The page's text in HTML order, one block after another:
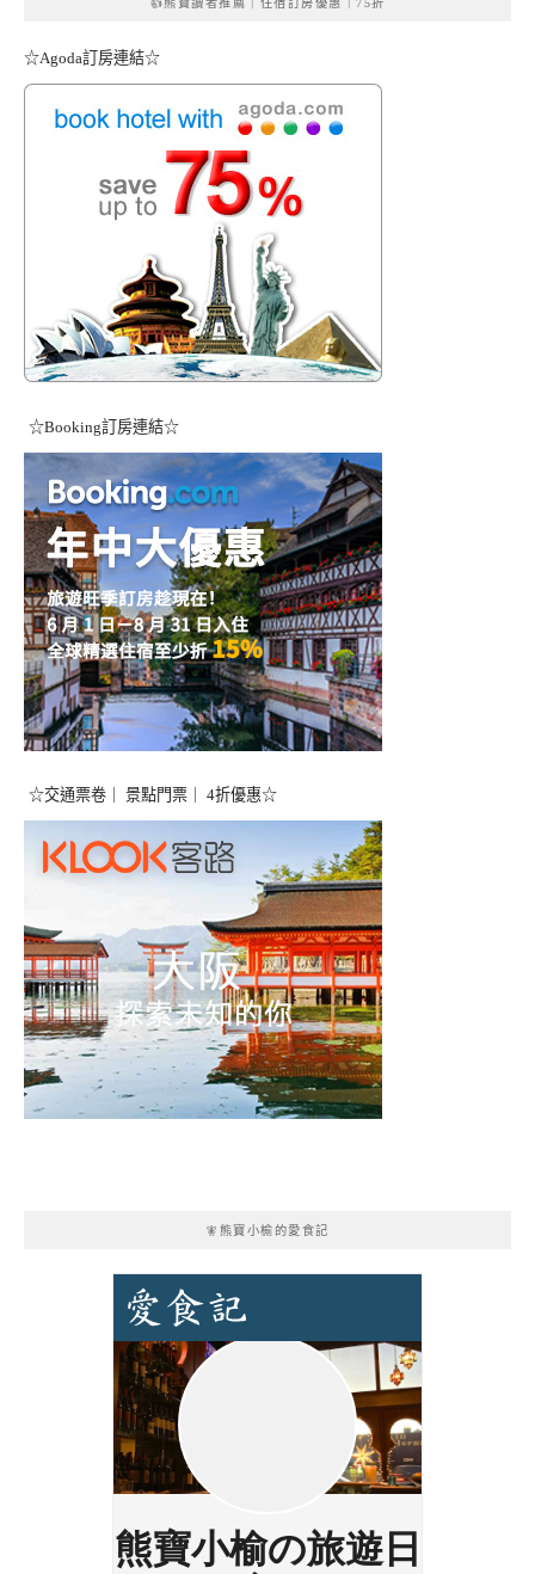
☆Agoda訂房連結☆
☆Booking訂房連結☆
☆交通票卷｜ 景點門票｜ 4折優惠☆
🧚熊寶小榆的愛食記